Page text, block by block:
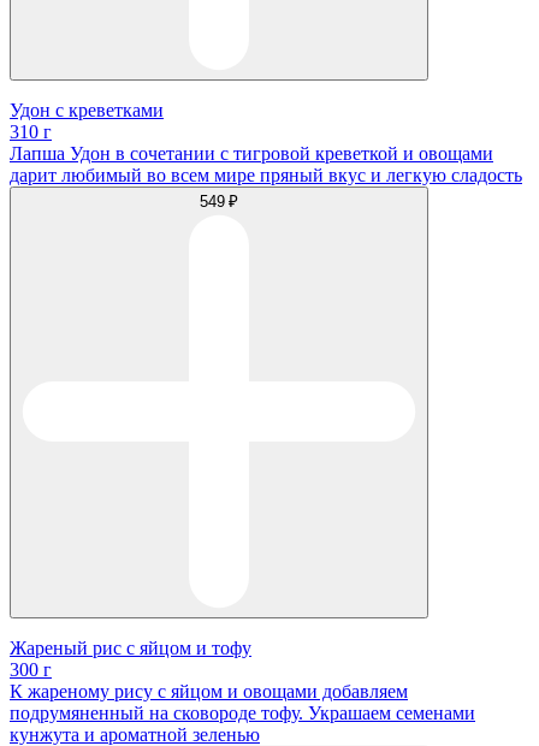
Удон с креветками
310 г
Лапша Удон в сочетании с тигровой креветкой и овощами
дарит любимый во всем мире пряный вкус и легкую сладость
549 ₽
Жареный рис с яйцом и тофу
300 г
К жареному рису с яйцом и овощами добавляем
подрумяненный на сковороде тофу. Украшаем семенами
кунжута и ароматной зеленью